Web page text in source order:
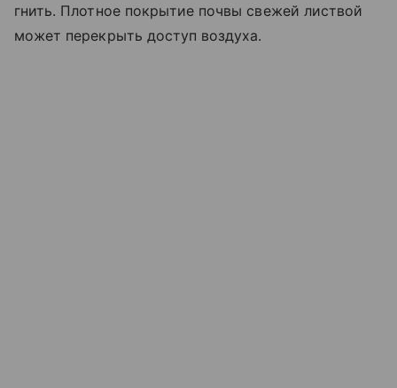
гнить. Плотное покрытие почвы свежей листвой
может перекрыть доступ воздуха.